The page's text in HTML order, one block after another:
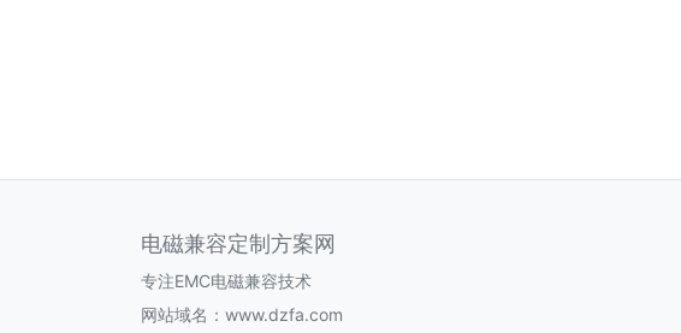
电磁兼容定制方案网
专注EMC电磁兼容技术
网站域名：www.dzfa.com